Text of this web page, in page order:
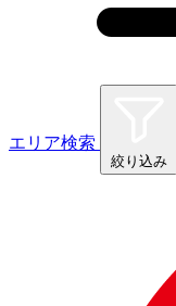
エリア検索
絞り込み